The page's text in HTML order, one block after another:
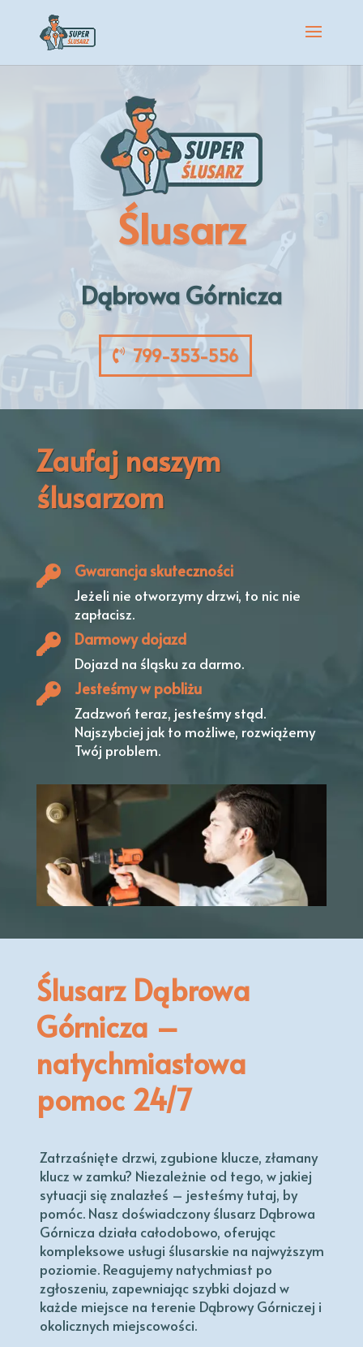
Ślusarz
Dąbrowa Górnicza
799-353-556
Zaufaj naszym
ślusarzom
Gwarancja skuteczności
Jeżeli nie otworzymy drzwi, to nic nie
zapłacisz.
Darmowy dojazd
Dojazd na śląsku za darmo.
Jesteśmy w pobliżu
Zadzwoń teraz, jesteśmy stąd.
Najszybciej jak to możliwe, rozwiążemy
Twój problem.
Ślusarz Dąbrowa
Górnicza –
natychmiastowa
pomoc 24/7
Zatrzaśnięte drzwi, zgubione klucze, złamany
klucz w zamku? Niezależnie od tego, w jakiej
sytuacji się znalazłeś – jesteśmy tutaj, by
pomóc. Nasz doświadczony ślusarz Dąbrowa
Górnicza działa całodobowo, oferując
kompleksowe usługi ślusarskie na najwyższym
poziomie. Reagujemy natychmiast po
zgłoszeniu, zapewniając szybki dojazd w
każde miejsce na terenie Dąbrowy Górniczej i
okolicznych miejscowości.